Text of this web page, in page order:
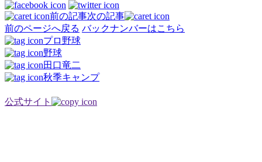
前の記事次の記事
前のページへ戻る バックナンバーはこちら
プロ野球
野球
田口竜二
秋季キャンプ
公式サイト